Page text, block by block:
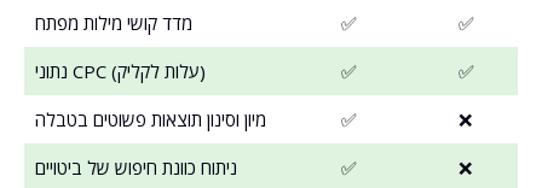
מדד קושי מילות מפתח
✅
✅
נתוני CPC (עלות לקליק)
✅
✅
מיון וסינון תוצאות פשוטים בטבלה
✅
❌
ניתוח כוונת חיפוש של ביטויים
✅
❌